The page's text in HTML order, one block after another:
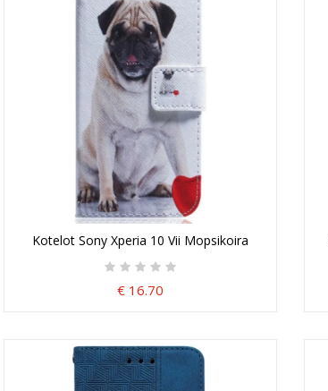
Kotelot Sony Xperia 10 Vii Mopsikoira
€ 16.70